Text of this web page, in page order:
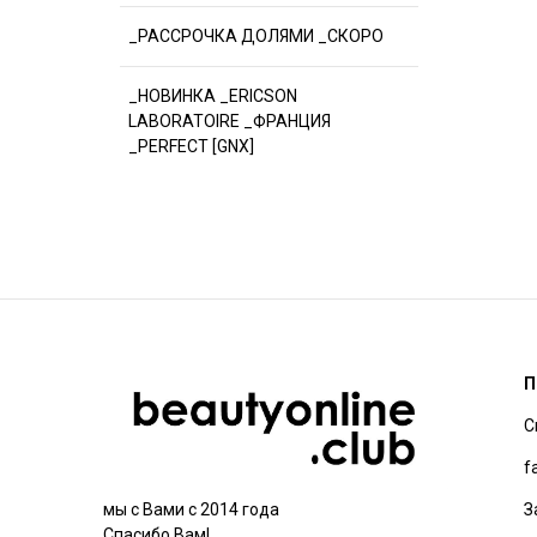
_РАССРОЧКА ДОЛЯМИ _СКОРО
_НОВИНКА _ERICSON
LABORATOIRE _ФРАНЦИЯ
_PERFECT [GNX]
мы с Вами с 2014 года